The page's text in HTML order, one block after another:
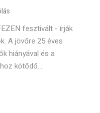
fesztivált - írják
A jövőre 25 éves
hiányával és a
kötődő...